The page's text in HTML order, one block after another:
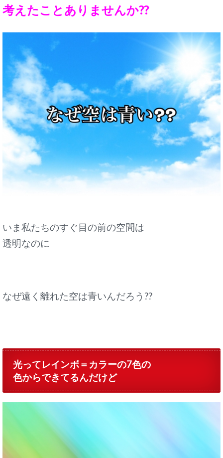
考えたことありませんか??
いま私たちのすぐ目の前の空間は
透明なのに
なぜ遠く離れた空は青いんだろう??
光ってレインボ＝カラーの7色の
色からできてるんだけど